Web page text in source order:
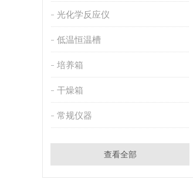
光化学反应仪
低温恒温槽
培养箱
干燥箱
常规仪器
查看全部